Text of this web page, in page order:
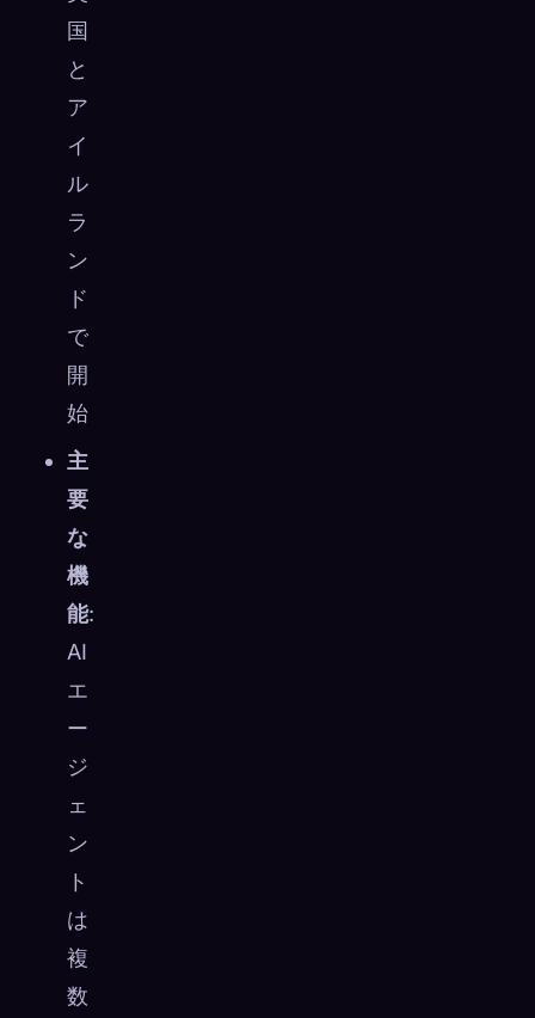
国
と
ア
イ
ル
ラ
ン
ド
で
開
始
主
要
な
機
能:
AI
エ
ー
ジ
ェ
ン
ト
は
複
数